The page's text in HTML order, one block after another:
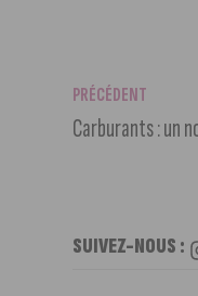
PRÉCÉDENT
Carburants : un
SUIVEZ-NOUS :